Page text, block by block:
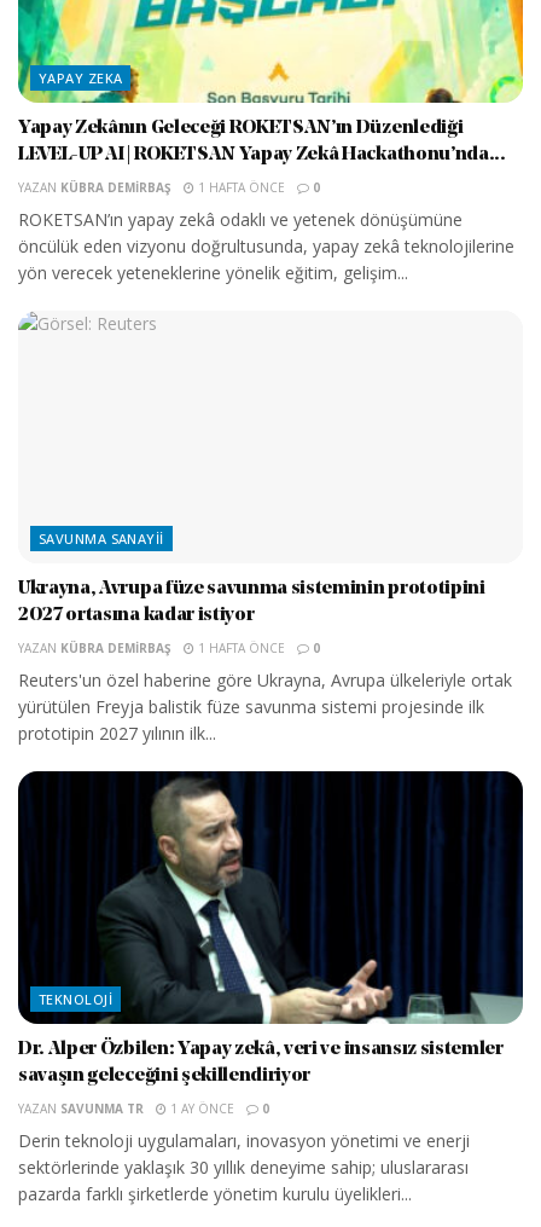
YAPAY ZEKA
Yapay Zekânın Geleceği ROKETSAN’ın Düzenlediği
LEVEL-UP AI | ROKETSAN Yapay Zekâ Hackathonu’nda...
YAZAN KÜBRA DEMIRBAŞ 1 HAFTA ÖNCE 0
ROKETSAN’ın yapay zekâ odaklı ve yetenek dönüşümüne
öncülük eden vizyonu doğrultusunda, yapay zekâ teknolojilerine
yön verecek yeteneklerine yönelik eğitim, gelişim...
SAVUNMA SANAYII
Ukrayna, Avrupa füze savunma sisteminin prototipini
2027 ortasına kadar istiyor
YAZAN KÜBRA DEMIRBAŞ 1 HAFTA ÖNCE 0
Reuters'un özel haberine göre Ukrayna, Avrupa ülkeleriyle ortak
yürütülen Freyja balistik füze savunma sistemi projesinde ilk
prototipin 2027 yılının ilk...
TEKNOLOJI
Dr. Alper Özbilen: Yapay zekâ, veri ve insansız sistemler
savaşın geleceğini şekillendiriyor
YAZAN SAVUNMA TR 1 AY ÖNCE 0
Derin teknoloji uygulamaları, inovasyon yönetimi ve enerji
sektörlerinde yaklaşık 30 yıllık deneyime sahip; uluslararası
pazarda farklı şirketlerde yönetim kurulu üyelikleri...